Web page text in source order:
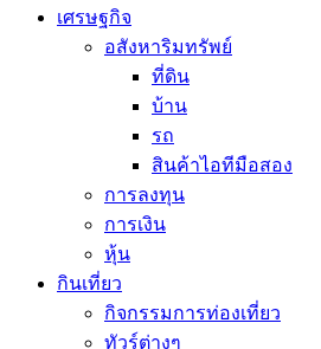
เศรษฐกิจ
อสังหาริมทรัพย์
ที่ดิน
บ้าน
รถ
สินค้าไอทีมือสอง
การลงทุน
การเงิน
หุ้น
กินเที่ยว
กิจกรรมการท่องเที่ยว
ทัวร์ต่างๆ